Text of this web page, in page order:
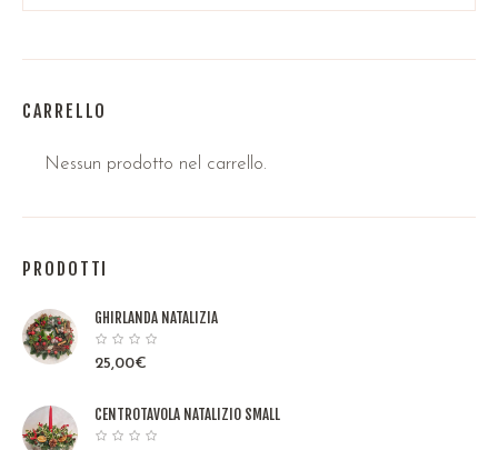
CARRELLO
Nessun prodotto nel carrello.
PRODOTTI
GHIRLANDA NATALIZIA
25,00€
CENTROTAVOLA NATALIZIO SMALL